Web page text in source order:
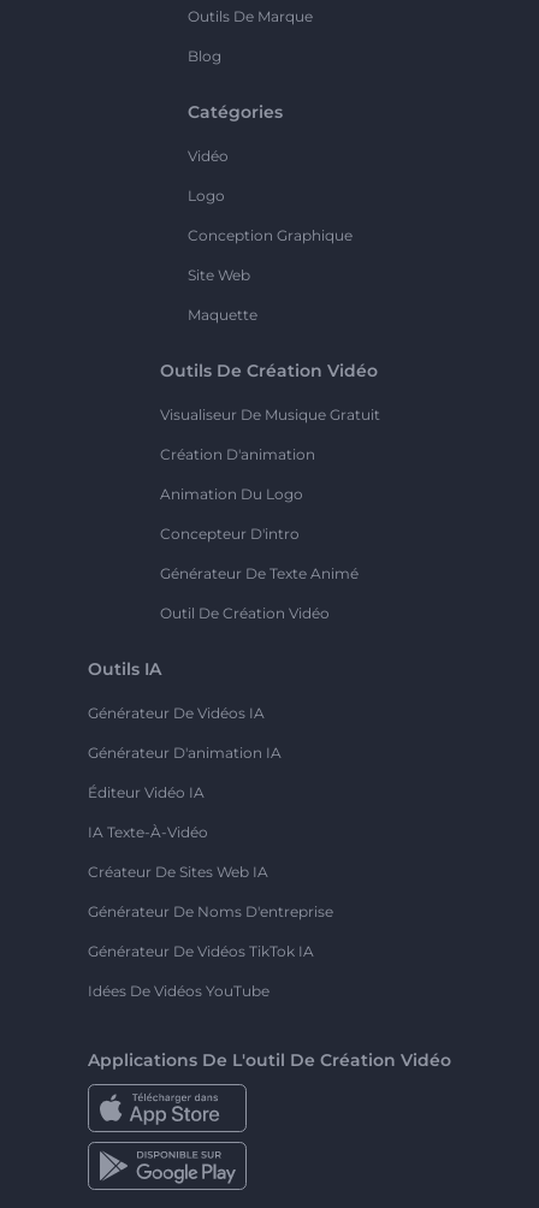
Outils De Marque
Blog
Catégories
Vidéo
Logo
Conception Graphique
Site Web
Maquette
Outils De Création Vidéo
Visualiseur De Musique Gratuit
Création D'animation
Animation Du Logo
Concepteur D'intro
Générateur De Texte Animé
Outil De Création Vidéo
Outils IA
Générateur De Vidéos IA
Générateur D'animation IA
Éditeur Vidéo IA
IA Texte-À-Vidéo
Créateur De Sites Web IA
Générateur De Noms D'entreprise
Générateur De Vidéos TikTok IA
Idées De Vidéos YouTube
Applications De L'outil De Création Vidéo